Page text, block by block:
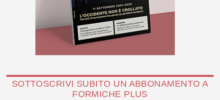
SOTTOSCRIVI SUBITO UN ABBONAMENTO A
FORMICHE PLUS